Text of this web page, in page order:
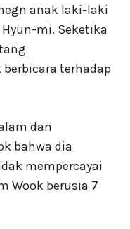
anak laki-laki
mi. Seketika
terhadap
dan
bahwa dia
mempercayai
Wook berusia 7